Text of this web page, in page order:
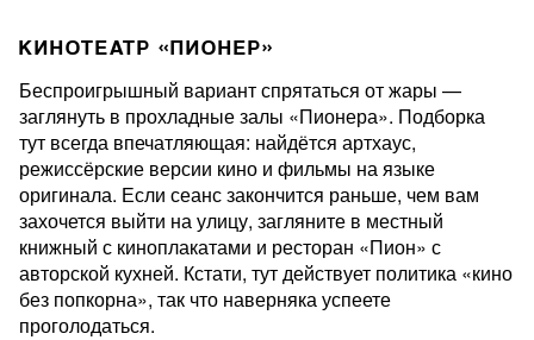
КИНОТЕАТР «ПИОНЕР»
Беспроигрышный вариант спрятаться от жары —
заглянуть в прохладные залы «Пионера». Подборка
тут всегда впечатляющая: найдётся артхаус,
режиссёрские версии кино и фильмы на языке
оригинала. Если сеанс закончится раньше, чем вам
захочется выйти на улицу, загляните в местный
книжный с киноплакатами и ресторан «Пион» с
авторской кухней. Кстати, тут действует политика «кино
без попкорна», так что наверняка успеете
проголодаться.